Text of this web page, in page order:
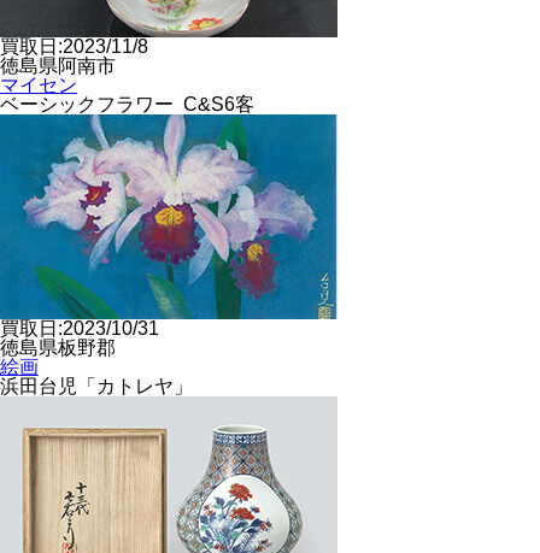
買取日:2023/11/8
徳島県阿南市
マイセン
ベーシックフラワー C&S6客
買取日:2023/10/31
徳島県板野郡
絵画
浜田台児「カトレヤ」